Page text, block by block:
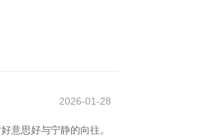
2026-01-28
意思好与宁静的向往。